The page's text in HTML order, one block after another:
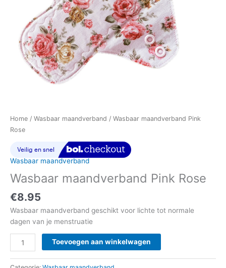
Home / Wasbaar maandverband / Wasbaar maandverband Pink
Rose
Wasbaar maandverband
Wasbaar maandverband Pink Rose
€8.95
Wasbaar maandverband geschikt voor lichte tot normale
dagen van je menstruatie
Toevoegen aan winkelwagen